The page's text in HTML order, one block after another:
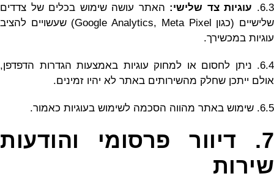
6.3.
עוגיות צד שלישי: האתר עושה שימוש בכלים של צדדים
שלישיים (כגון Google Analytics, Meta Pixel) שעשויים להציב
עוגיות במכשירך.
6.4. ניתן לחסום או למחוק עוגיות באמצעות הגדרות הדפדפן,
אולם ייתכן שחלק מהשירותים באתר לא יהיו זמינים.
6.5. שימוש באתר מהווה הסכמה לשימוש בעוגיות כאמור.
7. דיוור פרסומי והודעות
שירות